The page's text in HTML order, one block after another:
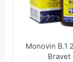
Monovin B.1
Bravet